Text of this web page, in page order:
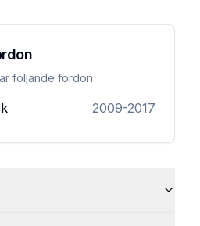
följande fordon
2009-2017